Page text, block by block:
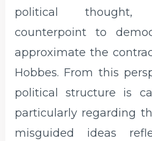
political thought,
counterpoint to
approximate the
Hobbes. From this
political structure is
particularly regarding
misguided ideas